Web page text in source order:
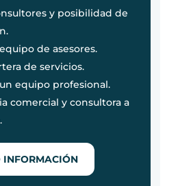
y posibilidad de
de asesores.
de servicios.
equipo profesional.
comercial y consultora a
INFORMACIÓN